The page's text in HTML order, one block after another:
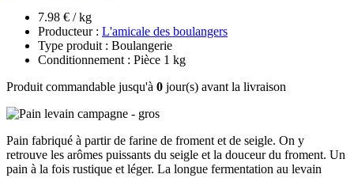
7.98 € / kg
Producteur : L'amicale des boulangers
Type produit : Boulangerie
Conditionnement : Pièce 1 kg
Produit commandable jusqu'à 0 jour(s) avant la livraison
Pain fabriqué à partir de farine de froment et de seigle. On y
retrouve les arômes puissants du seigle et la douceur du froment. Un
pain à la fois rustique et léger. La longue fermentation au levain